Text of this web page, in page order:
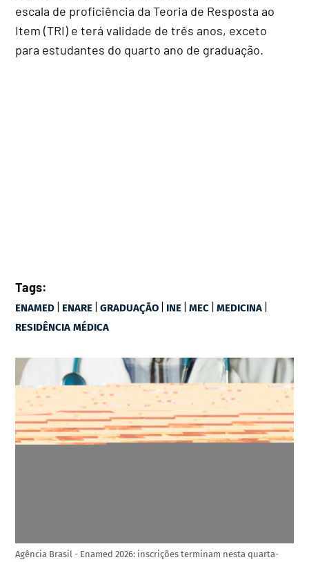
escala de proficiência da Teoria de Resposta ao
Item (TRI) e terá validade de três anos, exceto
para estudantes do quarto ano de graduação.
Tags:
ENAMED | ENARE |GRADUAÇÃO | INE |MEC |MEDICINA |
RESIDÊNCIA MÉDICA
Agência Brasil - Enamed 2026: inscrições terminam nesta quarta-